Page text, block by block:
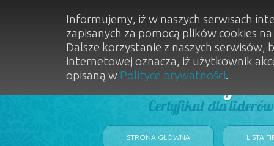
Dobry
Certyfikat dla
STRONA GŁÓWNA LISTA
Informujemy, iż w naszych serwisach
zapisanych za pomocą plików cookies
Dalsze korzystanie z naszych
internetowej oznacza, iż użytkownik
opisaną w Polityce prywatności.